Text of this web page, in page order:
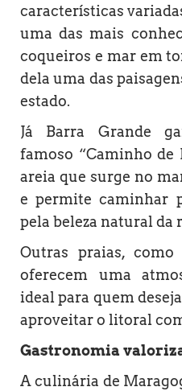
características
uma das mais
coqueiros e mar em
dela uma das
estado.
Já Barra Grande
famoso “Caminho de
areia que surge no
e permite caminhar
pela beleza natural da
Outras praias, como
oferecem uma
ideal para quem
aproveitar o litoral
Gastronomia
A culinária de